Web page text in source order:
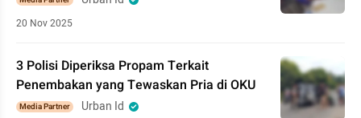
20 Nov 2025
3 Polisi Diperiksa Propam Terkait
Penembakan yang Tewaskan Pria di OKU
Media Partner Urban Id